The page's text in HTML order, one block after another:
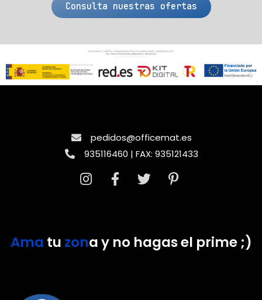
Consulta nuestras ofertas
pedidos@officemat.es
935116460 | FAX: 935121433
Ama tu zona y no hagas el prime ;)